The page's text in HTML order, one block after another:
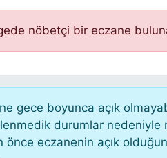
nöbetçi bir eczane
gece boyunca açık
durumlar
önce eczanenin açık